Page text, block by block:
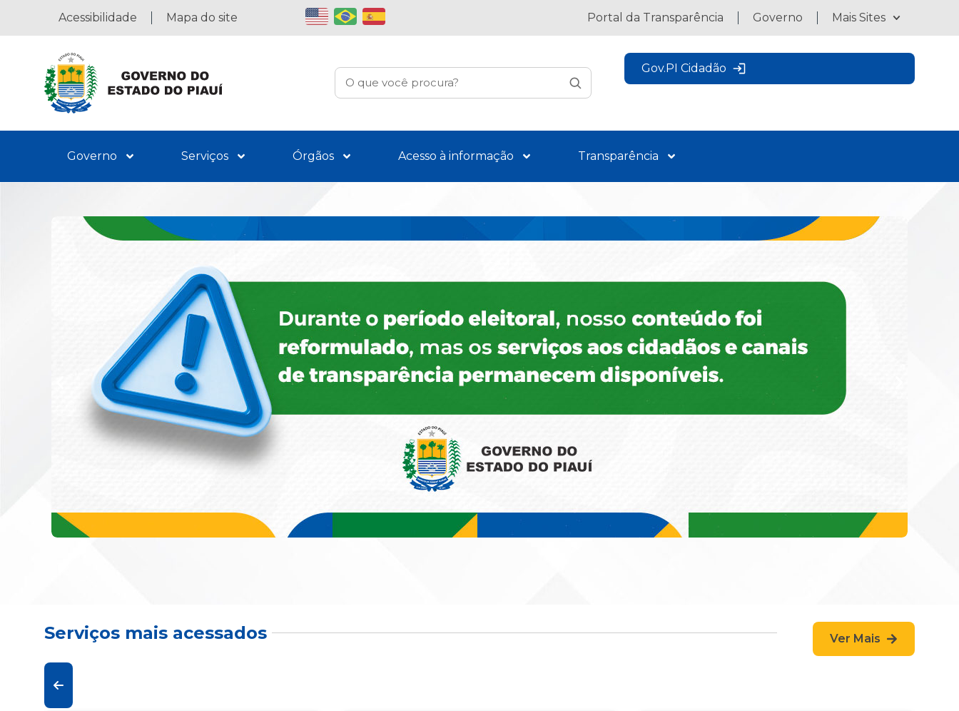
Acessibilidade Mapa do site Portal da Transparência Governo Mais Sites
Gov.PI Cidadão
Governo Serviços Órgãos Acesso à informação Transparência
Serviços mais acessados Ver Mais